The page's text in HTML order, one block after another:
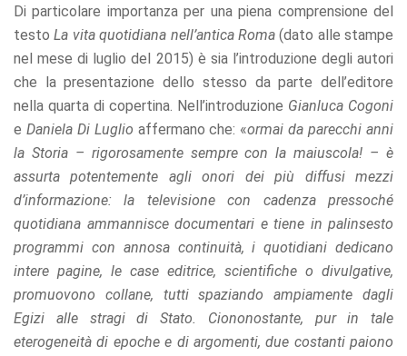
Di particolare importanza per una piena comprensione del
testoLa vita quotidiana nell’antica Roma(dato alle stampe
nel mese di luglio del 2015) è sia l’introduzione degli autori
che la presentazione dello stesso da parte dell’editore
nella quarta di copertina. Nell’introduzione Gianluca Cogoni
e Daniela Di Luglio affermano che: «ormai da parecchi anni
la Storia – rigorosamente sempre con la maiuscola! – è
assurta potentemente agli onori dei più diffusi mezzi
d’informazione: la televisione con cadenza pressoché
quotidiana ammannisce documentari e tiene in palinsesto
programmi con annosa continuità, i quotidiani dedicano
intere pagine, le case editrice, scientifiche o divulgative,
promuovono collane, tutti spaziando ampiamente dagli
Egizi alle stragi di Stato. Ciononostante, pur in tale
eterogeneità di epoche e di argomenti, due costanti paiono
disappear
from the
website.
Marketing
By sharing
your
interests
and
behavior as
you visit our
site, you
increase the
chance of
seeing
personalized
content and